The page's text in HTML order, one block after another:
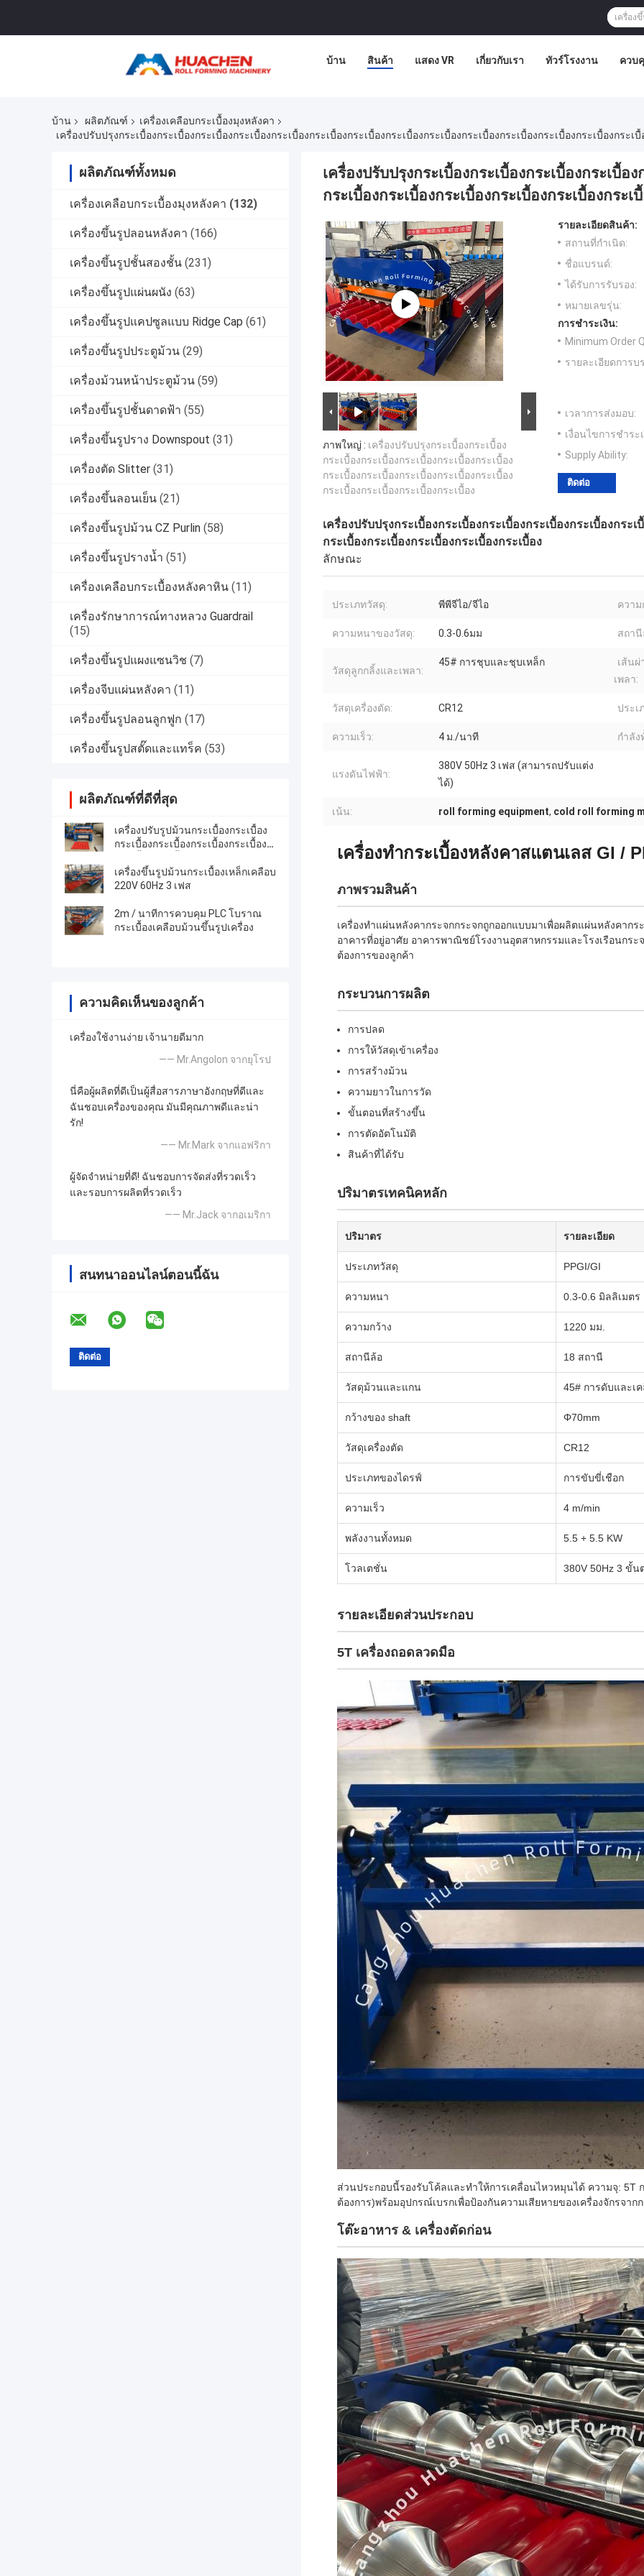
บ้าน สินค้า แสดง VR เกี่ยวกับเรา ทัวร์โรงงาน ควบ
บ้าน ผลิตภัณฑ์
เครื่องเคลือบกระเบื้องมุงหลังคา
เครื่องปรับปรุงกระเบื้องกระเบื้องกระเบื้องกระเบื้องกระเบื้องกระเบื้องกระเบื้องกระเบื้องกระเบื้องกระเบื้องกระเบื้องกระเบื้องกระเบื้องกระเบื้
ผลิตภัณฑ์ทั้งหมด
เครื่องเคลือบกระเบื้องมุงหลังคา (132)
เครื่องขึ้นรูปลอนหลังคา (166)
เครื่องขึ้นรูปชั้นสองชั้น (231)
เครื่องขึ้นรูปแผ่นผนัง (63)
เครื่องขึ้นรูปแคปซูลแบบ Ridge Cap (61)
เครื่องขึ้นรูปประตูม้วน (29)
เครื่องม้วนหน้าประตูม้วน (59)
เครื่องขึ้นรูปชั้นดาดฟ้า (55)
เครื่องขึ้นรูปราง Downspout (31)
เครื่องตัด Slitter (31)
เครื่องขึ้นลอนเย็น (21)
เครื่องขึ้นรูปม้วน CZ Purlin (58)
เครื่องขึ้นรูปรางน้ำ (51)
เครื่องเคลือบกระเบื้องหลังคาหิน (11)
เครื่องรักษาการณ์ทางหลวง Guardrail
(15)
เครื่องขึ้นรูปแผงแซนวิช (7)
เครื่องจีบแผ่นหลังคา (11)
เครื่องขึ้นรูปลอนลูกฟูก (17)
เครื่องขึ้นรูปสตั๊ดและแทร็ค (53)
ผลิตภัณฑ์ที่ดีที่สุด
เครื่องปรับรูปม้วนกระเบื้องกระเบื้อง
กระเบื้องกระเบื้องกระเบื้องกระเบื้อง
เครื่องขึ้นรูปม้วนกระเบื้องเหล็กเคลือบ
220V 60Hz 3 เฟส
2m / นาทีการควบคุม PLC โบราณ
กระเบื้องเคลือบม้วนขึ้นรูปเครื่อง
ความคิดเห็นของลูกค้า
เครื่องใช้งานง่าย เจ้านายดีมาก
—— Mr.Angolon จากยุโรป
นี่คือผู้ผลิตที่ดีเป็นผู้สื่อสารภาษาอังกฤษที่ดีและ
ฉันชอบเครื่องของคุณ มันมีคุณภาพดีและน่า
รัก!
—— Mr.Mark จากแอฟริกา
ผู้จัดจำหน่ายที่ดี! ฉันชอบการจัดส่งที่รวดเร็ว
และรอบการผลิตที่รวดเร็ว
—— Mr.Jack จากอเมริกา
สนทนาออนไลน์ตอนนี้ฉัน
เครื่องปรับปรุงกระเบื้องกระเบื้องกระเบื้องกระเบื้อ
กระเบื้องกระเบื้องกระเบื้องกระเบื้องกระเบื้องกระเ
ภาพใหญ่ : เครื่องปรับปรุงกระเบื้องกระเบื้อง
กระเบื้องกระเบื้องกระเบื้องกระเบื้องกระเบื้อง
กระเบื้องกระเบื้องกระเบื้องกระเบื้องกระเบื้อง
กระเบื้องกระเบื้องกระเบื้องกระเบื้อง
รายละเอียดสินค้า:
สถานที่กำเนิด:
ชื่อแบรนด์:
ได้รับการรับรอง:
หมายเลขรุ่น:
การชำระเงิน:
Minimum Order
รายละเอียดการบ
เวลาการส่งมอบ:
เงื่อนไขการชำระ
Supply Ability:
ติดต่อ
เครื่องปรับปรุงกระเบื้องกระเบื้องกระเบื้องกระเบื้องกระเบื้องกระ
กระเบื้องกระเบื้องกระเบื้องกระเบื้องกระเบื้อง
ลักษณะ
ประเภทวัสดุ: พีพีจีไอ/จีไอ ความ
ความหนาของวัสดุ: 0.3-0.6มม สถานี
วัสดุลูกกลิ้งและเพลา:
45# การชุบและชุบเหล็ก
เส้น
เพลา:
วัสดุเครื่องตัด: CR12 ประเ
ความเร็ว: 4 ม./นาที กำลัง
แรงดันไฟฟ้า:
380V 50Hz 3 เฟส (สามารถปรับแต่ง
ได้)
เน้น: roll forming equipment, cold roll forming
เครื่องทํากระเบื้องหลังคาสแตนเลส GI /
ภาพรวมสินค้า
เครื่องทําแผ่นหลังคากระจกกระจกถูกออกแบบมาเพื่อผลิตแผ่นหลังคากร
อาคารที่อยู่อาศัย อาคารพาณิชย์โรงงานอุตสาหกรรมและโรงเรือนกร
ต้องการของลูกค้า
กระบวนการผลิต
การปลด
การให้วัสดุเข้าเครื่อง
การสร้างม้วน
ความยาวในการวัด
ขั้นตอนที่สร้างขึ้น
การตัดอัตโนมัติ
สินค้าที่ได้รับ
ปริมาตรเทคนิคหลัก
ปริมาตร รายละเอียด
ประเภทวัสดุ PPGI/GI
ความหนา 0.3-0.6 มิลลิเมตร
ความกว้าง 1220 มม.
สถานีล้อ 18 สถานี
วัสดุม้วนและแกน 45# การดับและเ
กว้างของ shaft Φ70mm
วัสดุเครื่องตัด CR12
ประเภทของไดรฟ์ การขับขี่เชือก
ความเร็ว 4 m/min
พลังงานทั้งหมด 5.5 + 5.5 KW
โวลเตชั่น 380V 50Hz 3 ขั้น
รายละเอียดส่วนประกอบ
5T เครื่องถอดลวดมือ
ส่วนประกอบนี้รองรับโค้ลและทําให้การเคลื่อนไหวหมุนได้ ความจุ: 5T
ต้องการ)พร้อมอุปกรณ์เบรกเพื่อป้องกันความเสียหายของเครื่องจักรจาก
โต๊ะอาหาร & เครื่องตัดก่อน